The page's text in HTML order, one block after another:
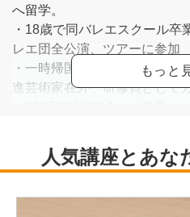
へ留学。
・18歳で同バレエスクール
レエ団全公演、ツアーに参加
・一時帰国、東京で約5年舞
進芸術家在外 研修員として
創作活動にも取り組んでいる